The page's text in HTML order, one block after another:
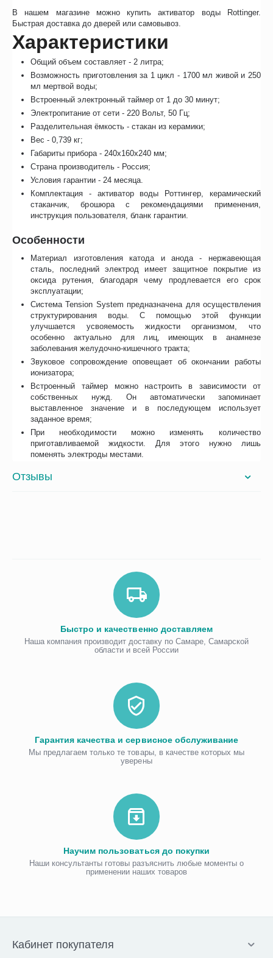
В нашем магазине можно купить активатор воды Rottinger.
Быстрая доставка до дверей или самовывоз.
Характеристики
Общий объем составляет - 2 литра;
Возможность приготовления за 1 цикл - 1700 мл живой и 250
мл мертвой воды;
Встроенный электронный таймер от 1 до 30 минут;
Электропитание от сети - 220 Вольт, 50 Гц;
Разделительная ёмкость - стакан из керамики;
Вес - 0,739 кг;
Габариты прибора - 240x160x240 мм;
Страна производитель - Россия;
Условия гарантии - 24 месяца.
Комплектация - активатор воды Роттингер, керамический
стаканчик, брошюра с рекомендациями применения,
инструкция пользователя, бланк гарантии.
Особенности
Материал изготовления катода и анода - нержавеющая
сталь, последний электрод имеет защитное покрытие из
оксида рутения, благодаря чему продлевается его срок
эксплуатации;
Система Tension System предназначена для осуществления
структурирования воды. С помощью этой функции
улучшается усвояемость жидкости организмом, что
особенно актуально для лиц, имеющих в анамнезе
заболевания желудочно-кишечного тракта;
Звуковое сопровождение оповещает об окончании работы
ионизатора;
Встроенный таймер можно настроить в зависимости от
собственных нужд. Он автоматически запоминает
выставленное значение и в последующем использует
заданное время;
При необходимости можно изменять количество
приготавливаемой жидкости. Для этого нужно лишь
поменять электроды местами.
Отзывы
Быстро и качественно доставляем
Наша компания производит доставку по Самаре, Самарской
области и всей России
Гарантия качества и сервисное обслуживание
Мы предлагаем только те товары, в качестве которых мы
уверены
Научим пользоваться до покупки
Наши консультанты готовы разъяснить любые моменты о
применении наших товаров
Кабинет покупателя